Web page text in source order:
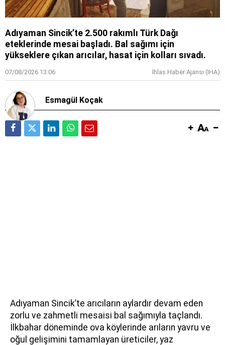
Adıyaman Sincik’te 2.500 rakımlı Türk Dağı
eteklerinde mesai başladı. Bal sağımı için
yükseklere çıkan arıcılar, hasat için kolları sıvadı.
07/08/2026 13:06 İhlas Haber Ajansı (IHA)
Esmagül Koçak
Adıyaman Sincik’te arıcıların aylardır devam eden
zorlu ve zahmetli mesaisi bal sağımıyla taçlandı.
İlkbahar döneminde ova köylerinde arıların yavru ve
oğul gelişimini tamamlayan üreticiler, yaz